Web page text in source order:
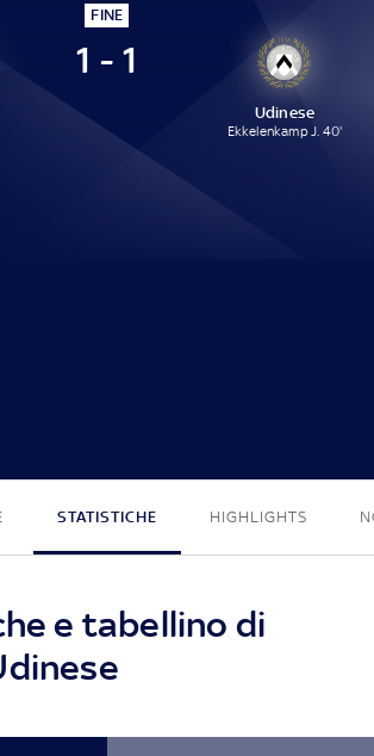
FINE
1 - 1
Udinese
Ekkelenkamp J. 40'
STATISTICHE HIGHLIGHTS
e tabellino di